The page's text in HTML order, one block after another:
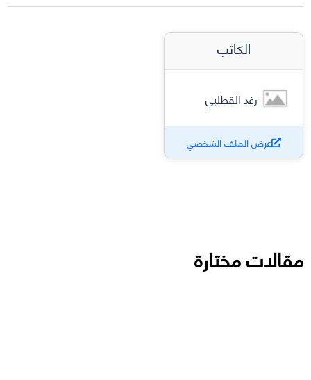
الكاتب
رغد القطلبي
عرض الملف الشخصي
مقالات مختارة